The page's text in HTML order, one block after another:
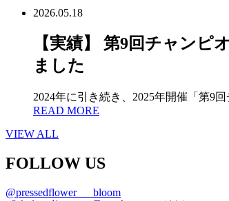
2026.05.18
【実績】 第9回チャン
ました
2024年に引き続き、2025年開催「第9
READ MORE
VIEW ALL
FOLLOW US
@pressedflower___bloom